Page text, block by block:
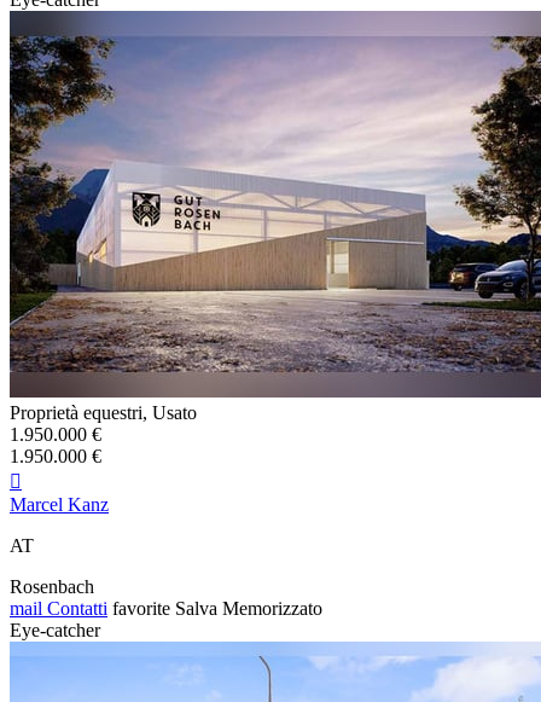
Proprietà equestri, Usato
1.950.000 €
1.950.000 €

Marcel Kanz
AT
Rosenbach
mail Contatti favorite Salva Memorizzato
Eye-catcher